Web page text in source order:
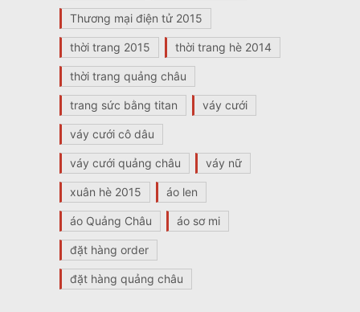
Thương mại điện tử 2015
thời trang 2015 thời trang hè 2014
thời trang quảng châu
trang sức bằng titan váy cưới
váy cưới cô dâu
váy cưới quảng châu váy nữ
xuân hè 2015 áo len
áo Quảng Châu áo sơ mi
đặt hàng order
đặt hàng quảng châu